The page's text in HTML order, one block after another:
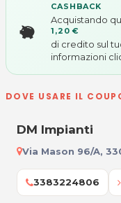
CASHBACK
Acquistando
1,20 €
di credito sul
informazioni
DOVE USARE IL
DM Impianti
Via Mason 96/A,
3383224806